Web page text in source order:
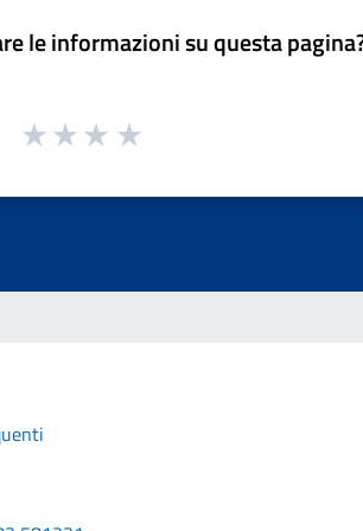
le informazioni su questa